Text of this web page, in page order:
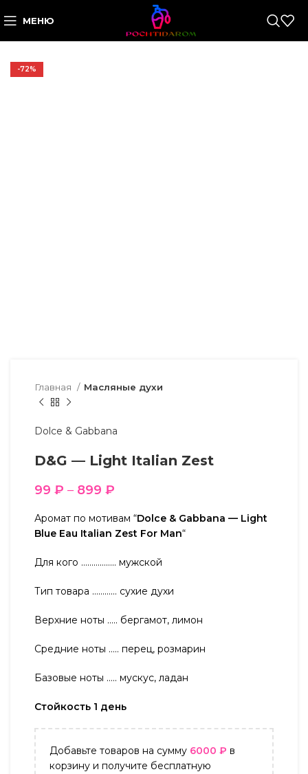
МЕНЮ
-72%
Главная Масляные духи
Dolce & Gabbana
D&G — Light Italian Zest
99 ₽ – 899 ₽
Аромат по мотивам “Dolce & Gabbana — Light
Blue Eau Italian Zest For Man“
Для кого …………….. мужской
Тип товара ………… сухие духи
Верхние ноты ….. бергамот, лимон
Средние ноты ….. перец, розмарин
Базовые ноты ….. мускус, ладан
Стойкость 1 день
Добавьте товаров на сумму 6000 ₽ в
корзину и получите бесплатную